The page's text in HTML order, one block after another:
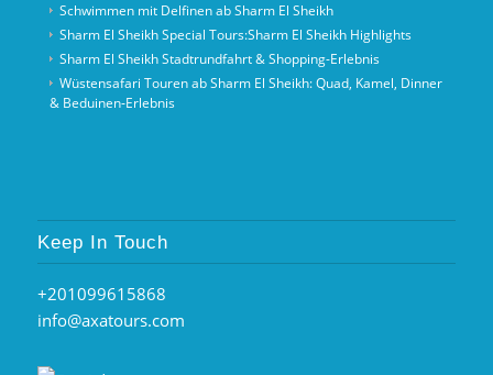
Schwimmen mit Delfinen ab Sharm El Sheikh
Sharm El Sheikh Special Tours:Sharm El Sheikh Highlights
Sharm El Sheikh Stadtrundfahrt & Shopping-Erlebnis
Wüstensafari Touren ab Sharm El Sheikh: Quad, Kamel, Dinner
& Beduinen‑Erlebnis
Keep In Touch
+201099615868
info@axatours.com